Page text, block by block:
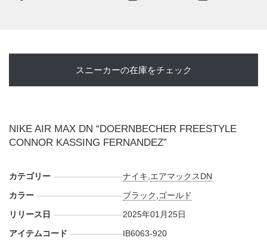
スニーカーの在庫をチェック
NIKE AIR MAX DN “DOERNBECHER FREESTYLE
CONNOR KASSING FERNANDEZ”
カテゴリー ナイキ エアマックスDN
カラー
ブラック ゴールド
リリース日
2025年01月25日
アイテムコード
IB6063-920